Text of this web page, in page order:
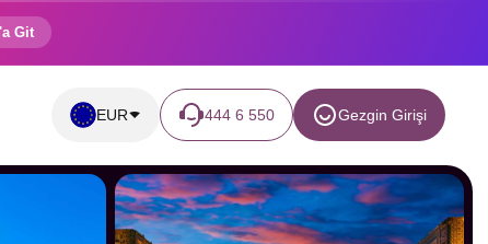
Git
EUR 444 6 550 Gezgin Girişi